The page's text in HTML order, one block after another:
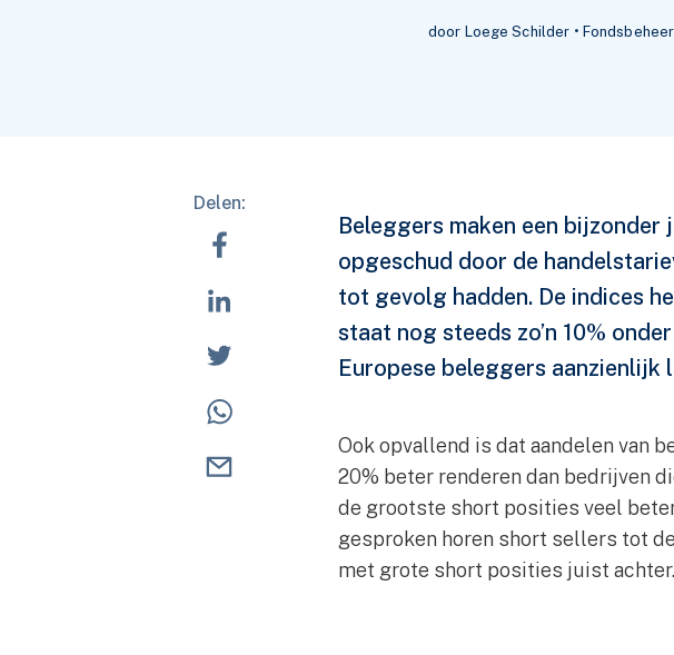
door Loege Schilder •
Delen:
Beleggers maken een bijzonder
opgeschud door de
tot gevolg hadden. De indices
staat nog steeds zo’n 10%
Europese beleggers aanzienlijk
Ook opvallend is dat aandelen van
20% beter renderen dan bedrijven
de grootste short posities veel
gesproken horen short sellers tot
met grote short posities juist achter.